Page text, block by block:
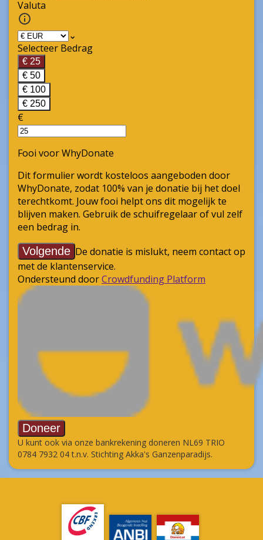
U kunt ook via onze bankrekening doneren NL69 TRIO
0784 7932 04 t.n.v. Stichting Akka's Ganzenparadijs.